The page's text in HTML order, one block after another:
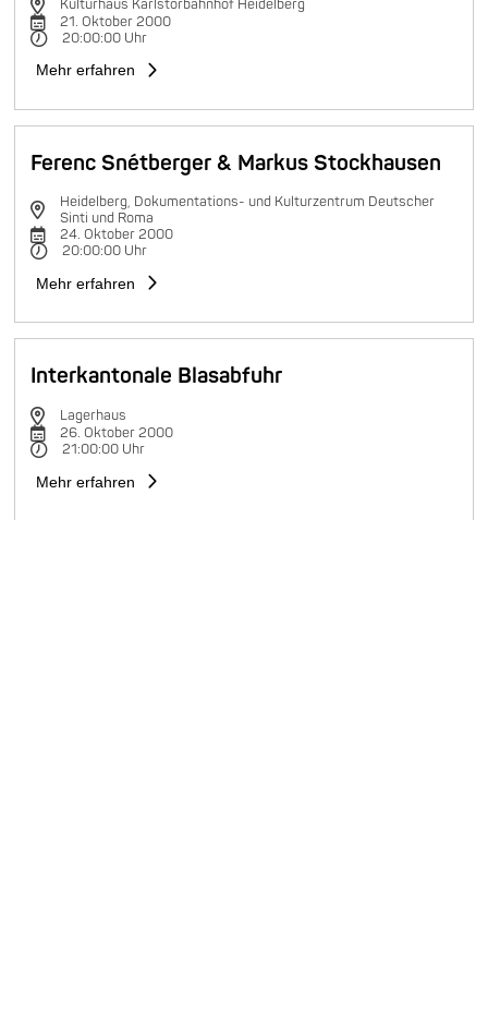
Kulturhaus Karlstorbahnhof Heidelberg
21. Oktober 2000
20:00:00 Uhr
Mehr erfahren
Ferenc Snétberger & Markus Stockhausen
Heidelberg, Dokumentations- und Kulturzentrum Deutscher
Sinti und Roma
24. Oktober 2000
20:00:00 Uhr
Mehr erfahren
Interkantonale Blasabfuhr
Lagerhaus
26. Oktober 2000
21:00:00 Uhr
Mehr erfahren